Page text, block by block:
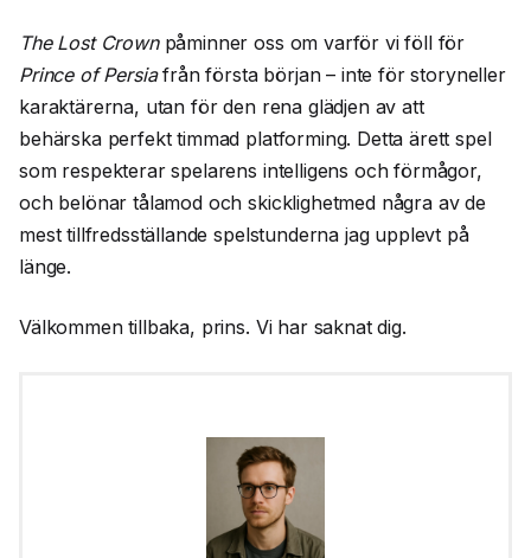
The Lost Crown påminner oss om varför vi föll för
Prince of Persiafrån första början – inte för storyneller
karaktärerna, utan för den rena glädjen av att
behärska perfekt timmad platforming. Detta ärett spel
som respekterar spelarens intelligens och förmågor,
och belönar tålamod och skicklighetmed några av de
mest tillfredsställande spelstunderna jag upplevt på
länge.
Välkommen tillbaka, prins. Vi har saknat dig.